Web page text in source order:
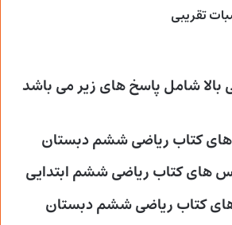
تقریبی
بالا شامل پاسخ های زیر می باشد
کتاب ریاضی ششم دبستان
های کتاب ریاضی ششم ابتدایی
کتاب ریاضی ششم دبستان